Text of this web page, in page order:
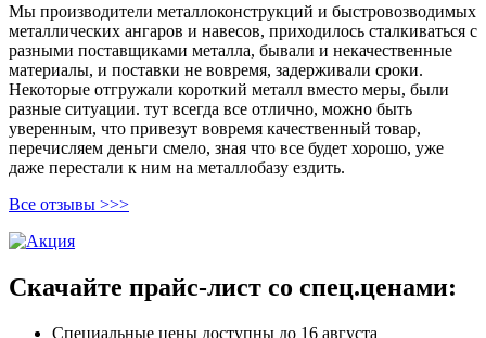
Мы производители металлоконструкций и быстровозводимых
металлических ангаров и навесов, приходилось сталкиваться с
разными поставщиками металла, бывали и некачественные
материалы, и поставки не вовремя, задерживали сроки.
Некоторые отгружали короткий металл вместо меры, были
разные ситуации. тут всегда все отлично, можно быть
уверенным, что привезут вовремя качественный товар,
перечисляем деньги смело, зная что все будет хорошо, уже
даже перестали к ним на металлобазу ездить.
Все отзывы >>>
Скачайте прайс-лист со спец.ценами:
Специальные цены доступны до 16 августа